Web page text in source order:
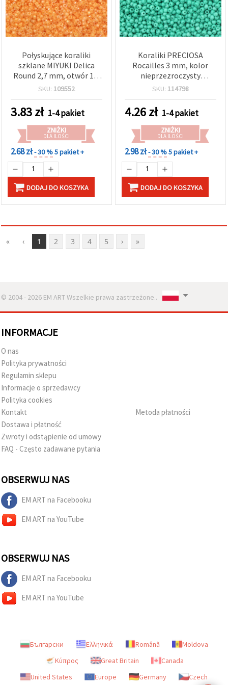
Połyskujące koraliki
szklane MIYUKI Delica
Round 2,7 mm, otwór 1,5
mm, przezroczyste z
połyskiem, z
pomarańczowym
środkiem – 20 g ±1250 szt.
SKU: 109552
3.83zł 1-4 pakiet
ZNIŻKI
DLA ILOŚCI
2.68 zł- 30 %5 pakiet +
DODAJ DO KOSZYKA
Koraliki PRECIOSA
Rocailles 3 mm, kolor
nieprzezroczysty
akwamarynowy, otwór 0,7
idealne do morskiej
biżuterii i letnich
projektów DIY
SKU: 114798
4.26zł 1-4 pakiet
ZNIŻKI
DLA ILOŚCI
2.98 zł- 30 %5 pakiet +
DODAJ DO KOSZYKA
« ‹ 1 2 3 4 5 › »
© 2004 - 2026 EM ART Wszelkie prawa zastrzeżone..
INFORMACJE
O nas
Polityka prywatności
Regulamin sklepu
Informacje o sprzedawcy
Polityka cookies
Kontakt
Dostawa i płatność
Zwroty i odstąpienie od umowy
FAQ - Często zadawane pytania
Metoda płatności
OBSERWUJ NAS
EM ART na Facebooku
EM ART na YouTube
OBSERWUJ NAS
EM ART na Facebooku
EM ART na YouTube
Български Ελληνικά Română
Moldova
Κύπρος
Great Britain
Canada
United States
Europe Germany Czech